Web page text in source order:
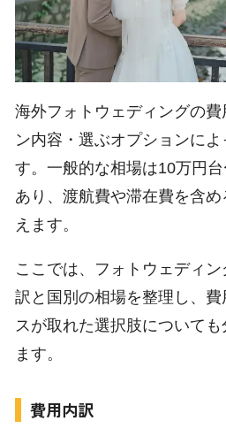
海外フォトウェディングの
ン内容・選ぶオプションに
す。一般的な相場は10万円
あり、渡航費や滞在費を含
えます。
ここでは、フォトウェディ
訳と国別の相場を整理し、
スが取れた選択肢について
ます。
費用内訳